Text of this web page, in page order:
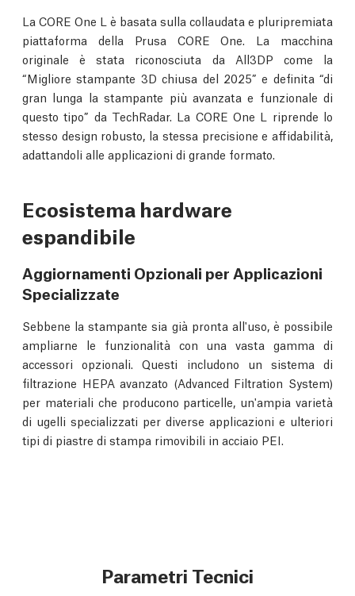
La CORE One L è basata sulla collaudata e pluripremiata
piattaforma della Prusa CORE One. La macchina
originale è stata riconosciuta da All3DP come la
“Migliore stampante 3D chiusa del 2025” e definita “di
gran lunga la stampante più avanzata e funzionale di
questo tipo” da TechRadar. La CORE One L riprende lo
stesso design robusto, la stessa precisione e affidabilità,
adattandoli alle applicazioni di grande formato.
Ecosistema hardware
espandibile
Aggiornamenti Opzionali per Applicazioni
Specializzate
Sebbene la stampante sia già pronta all'uso, è possibile
ampliarne le funzionalità con una vasta gamma di
accessori opzionali. Questi includono un sistema di
filtrazione HEPA avanzato (Advanced Filtration System)
per materiali che producono particelle, un'ampia varietà
di ugelli specializzati per diverse applicazioni e ulteriori
tipi di piastre di stampa rimovibili in acciaio PEI.
Parametri Tecnici